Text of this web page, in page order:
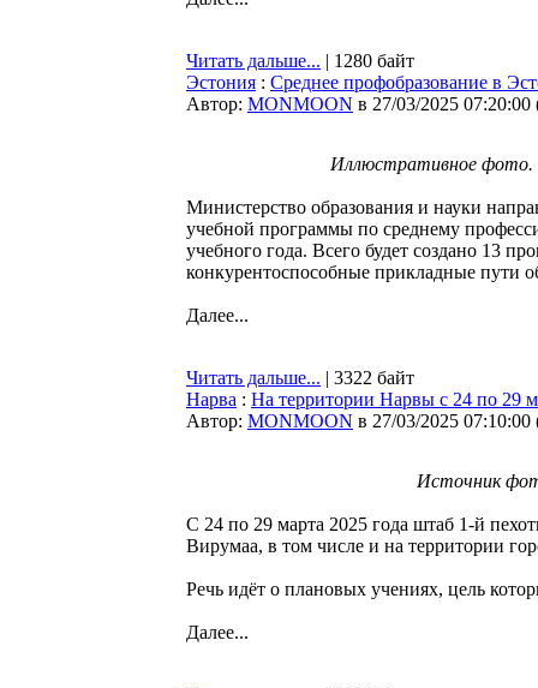
Читать дальше... | 1280 байт
Эстония : Среднее профобразование в
Автор: MONMOON в 27/03/2025 07:20:00
Иллюстративное фото.
Министерство образования и науки
учебной программы по среднему
учебного года. Всего будет создано 13
конкурентоспособные прикладные пути
Далее...
Читать дальше... | 3322 байт
Нарва : На территории Нарвы с 24 по 29
Автор: MONMOON в 27/03/2025 07:10:00
Источник
С 24 по 29 марта 2025 года штаб 1-й
Вирумаа, в том числе и на территории
Речь идёт о плановых учениях, цель
Далее...